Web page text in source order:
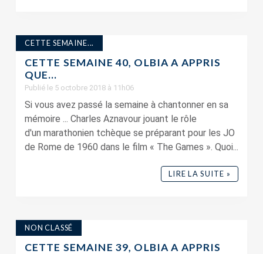
CETTE SEMAINE...
CETTE SEMAINE 40, OLBIA A APPRIS
QUE…
Publié le 5 octobre 2018 à 11h06
Si vous avez passé la semaine à chantonner en sa
mémoire ... Charles Aznavour jouant le rôle
d'un marathonien tchèque se préparant pour les JO
de Rome de 1960 dans le film « The Games ». Quoi...
LIRE LA SUITE »
NON CLASSÉ
CETTE SEMAINE 39, OLBIA A APPRIS